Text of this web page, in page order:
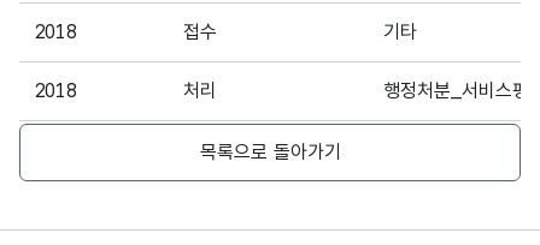
2018 접수 기타
2018 처리 행정처분_서비스평
처리
목록으로 돌아가기